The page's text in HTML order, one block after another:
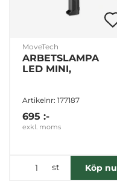
MoveTech
ARBETSLAMPA
LED MINI,
Artikelnr: 177187
695 :-
exkl. moms
st Köp nu